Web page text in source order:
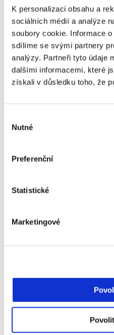
K personalizaci obsahu a
sociálních médií a analýze
soubory cookie. Informace
sdílíme se svými partnery
analýzy. Partneři tyto údaje
dalšími informacemi, které
získali v důsledku toho, že
souhlasu
Nutné
Preferenční
Statistické
Marketingové
půjčky snadno dostupné a
rychle, mohou někteří lidé
opakovaně, aniž by měli
může vést k cyklu dluhů,
peníze na splacení
vést k vážným finančním
přistupovat k půjčkám s
máte realistický plán, jak
společností. Na trhu
poskytovatelů, jejichž
poplatků a dalších podmínek
finanční situaci.
Důvěryhodnost
při výběru půjčky. Před
České národní banky (ČNB)
klientů vám také mohou
informace o tom, jaké jsou
poskytovatelem, a pomoci
Závěrem lze říci, že půjčky
být rychlým a efektivním